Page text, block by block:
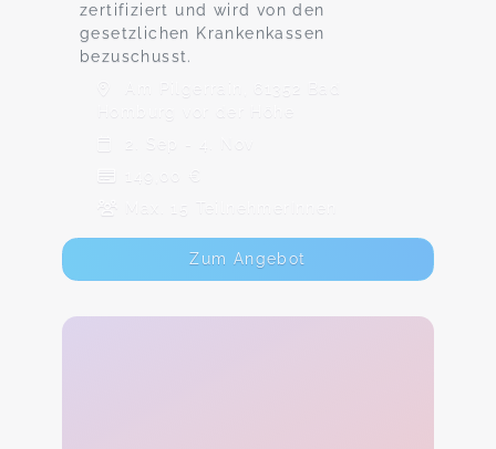
zertifiziert und wird von den
gesetzlichen Krankenkassen
bezuschusst.
Am Pilgerrain, 61352 Bad
Homburg vor der Höhe
2. Sep - 4. Nov
149,00 €
Max. 15 TeilnehmerInnen
Zum Angebot